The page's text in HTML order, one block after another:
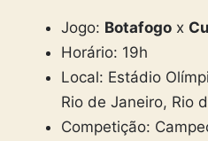
Jogo: Botafogo x
Horário: 19h
Local: Estádio
Rio de Janeiro, Rio
Competição: